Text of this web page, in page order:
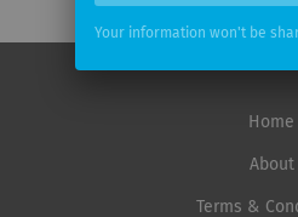
Home
About
Terms &
Your information won't be